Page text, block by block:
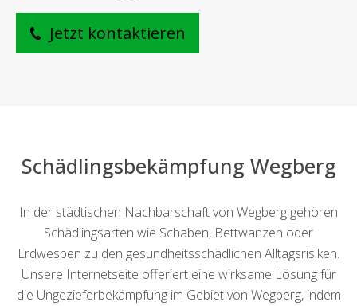
Jetzt kontaktieren
Schädlingsbekämpfung Wegberg
In der städtischen Nachbarschaft von Wegberg gehören
Schädlingsarten wie Schaben, Bettwanzen oder
Erdwespen zu den gesundheitsschädlichen Alltagsrisiken.
Unsere Internetseite offeriert eine wirksame Lösung für
die Ungezieferbekämpfung im Gebiet von Wegberg, indem